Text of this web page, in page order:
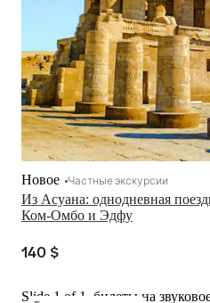
Из Асуана: однодневная
Ком-Омбо и Эдфу
Новое Частные экскурсии
140 $
Slide 1 of 1, билеты на